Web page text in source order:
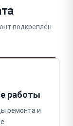
подкреплён
работы
ремонта и